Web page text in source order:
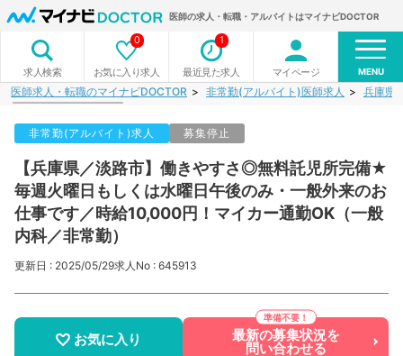
医師の求人・転職・アルバイトはマイナビDOCTOR
求人検索 お気に入り求人
0
最近見た求人
1
マイページ MENU
医師求人・転職のマイナビDOCTOR 非常勤(アルバイト)医師求人 兵庫県
非常勤(アルバイト)求人 募集停止
【兵庫県／淡路市】働きやすさ◎無料託児所完備★
毎週火曜日もしくは水曜日午後のみ・一般外来のお
仕事です／時給10,000円！マイカー通勤OK（一般
内科／非常勤）
更新日 : 2025/05/29求人No : 645913
お気に入り 最新の募集状況を
問い合わせる